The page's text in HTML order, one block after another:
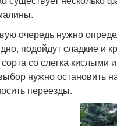
очередь нужно
подойдут сладкие и
сорта со слегка
нужно остановить
переезды.